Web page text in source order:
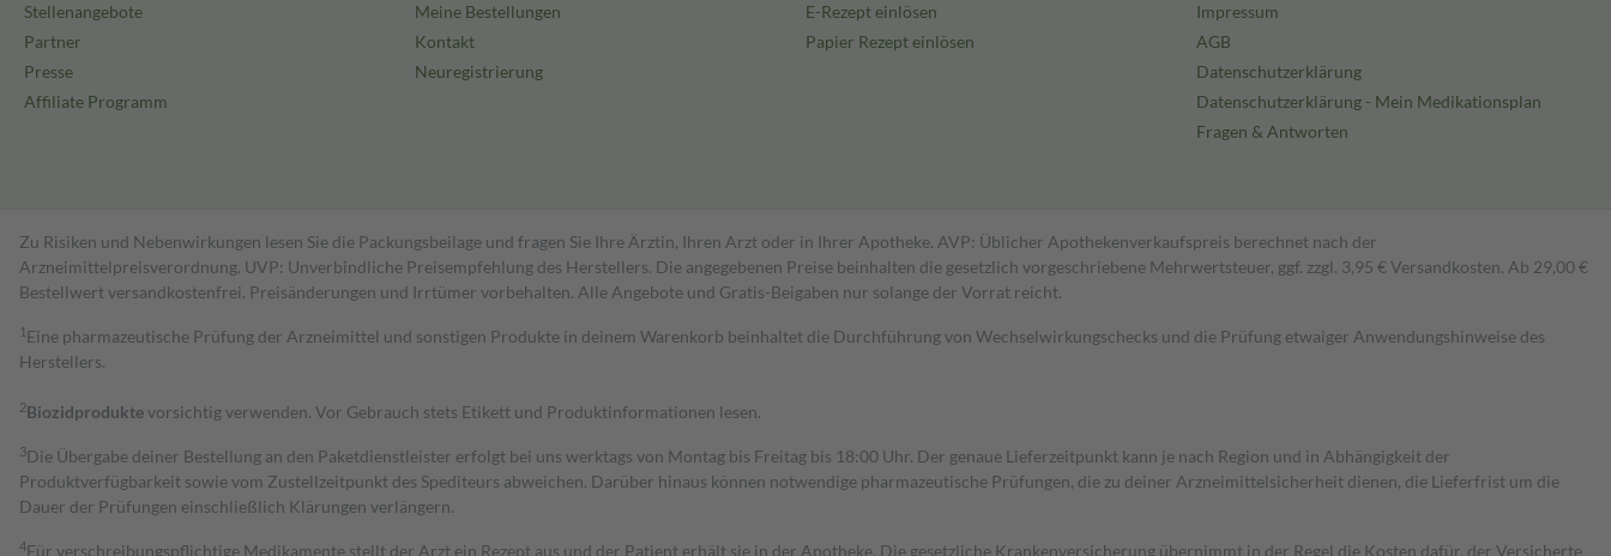
Stellenangebote
Partner
Presse
Affiliate Programm
Meine Bestellungen
Kontakt
Neuregistrierung
E-Rezept einlösen
Papier Rezept einlösen
Impressum
AGB
Datenschutzerklärung
Datenschutzerklärung - Mein Medikationsplan
Fragen & Antworten
Zu Risiken und Nebenwirkungen lesen Sie die Packungsbeilage und fragen Sie Ihre Ärztin, Ihren Arzt oder in Ihrer Apotheke. AVP: Üblicher Apothekenverkaufspreis berechnet nach der
Arzneimittelpreisverordnung. UVP: Unverbindliche Preisempfehlung des Herstellers. Die angegebenen Preise beinhalten die gesetzlich vorgeschriebene Mehrwertsteuer, ggf. zzgl. 3,95 € Versandkosten. Ab 29,00 €
Bestell­wert versand­kosten­frei. Preisänderungen und Irrtümer vorbehalten. Alle Angebote und Gratis-Beigaben nur solange der Vorrat reicht.
1 Eine pharmazeutische Prüfung der Arzneimittel und sonstigen Produkte in deinem Warenkorb beinhaltet die Durchführung von Wechselwirkungschecks und die Prüfung etwaiger Anwendungshinweise des
Herstellers.
2Biozidproduktevorsichtig verwenden. Vor Gebrauch stets Etikett und Produktinformationen lesen.
3Die Übergabe deiner Bestellung an den Paketdienstleister erfolgt bei uns werktags von Montag bis Freitag bis 18:00 Uhr. Der genaue Lieferzeitpunkt kann je nach Region und in Abhängigkeit der
Produktverfügbarkeit sowie vom Zustellzeitpunkt des Spediteurs abweichen. Darüber hinaus können notwendige pharmazeutische Prüfungen, die zu deiner Arzneimittelsicherheit dienen, die Lieferfrist um die
Dauer der Prüfungen einschließlich Klärungen verlängern.
4Für verschreibungspflichtige Medikamente stellt der Arzt ein Rezept aus und der Patient erhält sie in der Apotheke. Die gesetzliche Krankenversicherung übernimmt in der Regel die Kosten dafür, der Versicherte